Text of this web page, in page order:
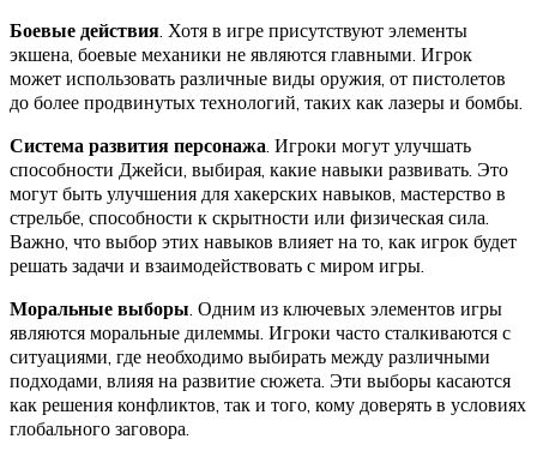
Боевые действия . Хотя в игре присутствуют элементы
экшена, боевые механики не являются главными. Игрок
может использовать различные виды оружия, от пистолетов
до более продвинутых технологий, таких как лазеры и бомбы.
Система развития персонажа . Игроки могут улучшать
способности Джейси, выбирая, какие навыки развивать. Это
могут быть улучшения для хакерских навыков, мастерство в
стрельбе, способности к скрытности или физическая сила.
Важно, что выбор этих навыков влияет на то, как игрок будет
решать задачи и взаимодействовать с миром игры.
Моральные выборы . Одним из ключевых элементов игры
являются моральные дилеммы. Игроки часто сталкиваются с
ситуациями, где необходимо выбирать между различными
подходами, влияя на развитие сюжета. Эти выборы касаются
как решения конфликтов, так и того, кому доверять в условиях
глобального заговора.